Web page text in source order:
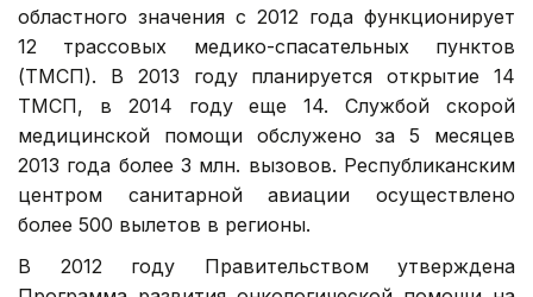
областного значения с 2012 года функционирует
12 трассовых медико-спасательных пунктов
(ТМСП). В 2013 году планируется открытие 14
ТМСП, в 2014 году еще 14. Службой скорой
медицинской помощи обслужено за 5 месяцев
2013 года более 3 млн. вызовов. Республиканским
центром санитарной авиации осуществлено
более 500 вылетов в регионы.
В 2012 году Правительством утверждена